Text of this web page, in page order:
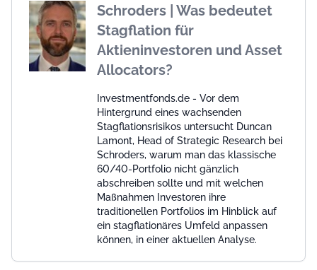
Schroders | Was bedeutet
Stagflation für
Aktieninvestoren und Asset
Allocators?
Investmentfonds.de - Vor dem
Hintergrund eines wachsenden
Stagflationsrisikos untersucht Duncan
Lamont, Head of Strategic Research bei
Schroders, warum man das klassische
60/40-Portfolio nicht gänzlich
abschreiben sollte und mit welchen
Maßnahmen Investoren ihre
traditionellen Portfolios im Hinblick auf
ein stagflationäres Umfeld anpassen
können, in einer aktuellen Analyse.